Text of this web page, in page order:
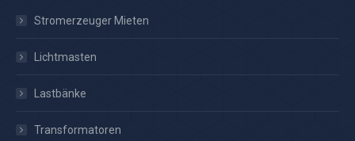
Stromerzeuger Mieten
Lichtmasten
Lastbänke
Transformatoren